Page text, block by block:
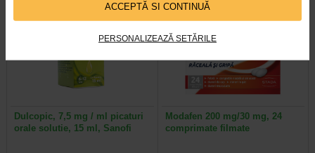
ACCEPTĂ SI CONTINUĂ
PERSONALIZEAZĂ SETĂRILE
Dulcopic, 7,5 mg / ml picaturi
orale solutie, 15 ml, Sanofi
Modafen 200 mg/30 mg, 24
comprimate filmate